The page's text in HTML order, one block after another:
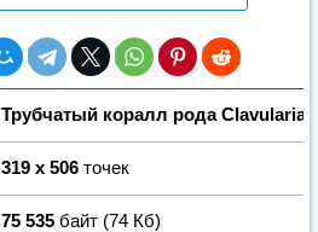
Трубчатый коралл рода Clavularia
319 x 506 точек
75 535 байт (74 Кб)